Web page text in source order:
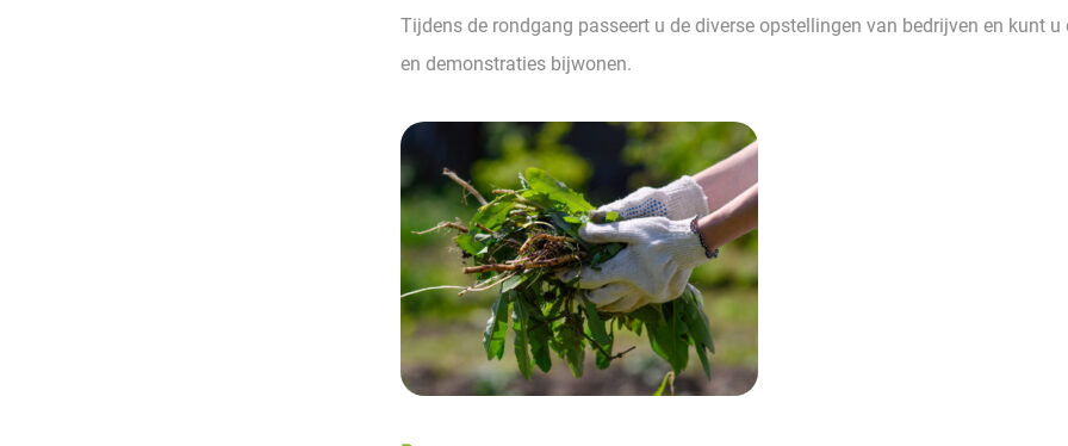
Tijdens de rondgang passeert u de diverse opstellingen van bedrijven en kunt u
en demonstraties bijwonen.